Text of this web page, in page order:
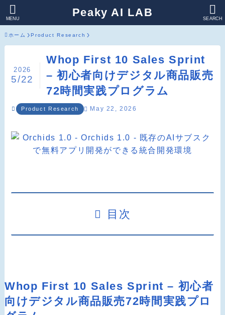
Peaky AI LAB SEARCH
MENU
ホーム Product Research
Whop First 10 Sales Sprint
– 初心者向けデジタル商品販売
72時間実践プログラム
2026
5/22
Product Research May 22, 2026
目次
Whop First 10 Sales Sprint – 初心者
向けデジタル商品販売72時間実践プロ